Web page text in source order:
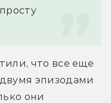
что все еще
эпизодами
они